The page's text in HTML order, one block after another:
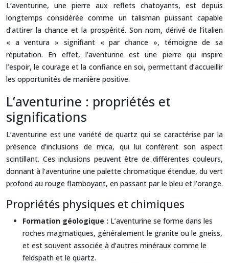
L’aventurine, une pierre aux reflets chatoyants, est depuis
longtemps considérée comme un talisman puissant capable
d’attirer la chance et la prospérité. Son nom, dérivé de l’italien
« a ventura » signifiant « par chance », témoigne de sa
réputation. En effet, l’aventurine est une pierre qui inspire
l’espoir, le courage et la confiance en soi, permettant d’accueillir
les opportunités de manière positive.
L’aventurine : propriétés et
significations
L’aventurine est une variété de quartz qui se caractérise par la
présence d’inclusions de mica, qui lui confèrent son aspect
scintillant. Ces inclusions peuvent être de différentes couleurs,
donnant à l’aventurine une palette chromatique étendue, du vert
profond au rouge flamboyant, en passant par le bleu et l’orange.
Propriétés physiques et chimiques
Formation géologique : L’aventurine se forme dans les
roches magmatiques, généralement le granite ou le gneiss,
et est souvent associée à d’autres minéraux comme le
feldspath et le quartz.